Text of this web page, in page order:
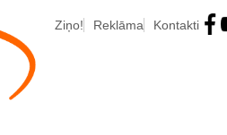
Ziņo! Reklāma Kontakti